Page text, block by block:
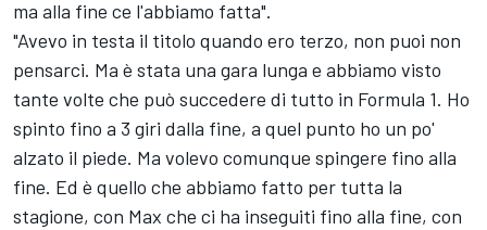
ma alla fine ce l'abbiamo fatta".
"Avevo in testa il titolo quando ero terzo, non puoi non
pensarci. Ma è stata una gara lunga e abbiamo visto
tante volte che può succedere di tutto in Formula 1. Ho
spinto fino a 3 giri dalla fine, a quel punto ho un po'
alzato il piede. Ma volevo comunque spingere fino alla
fine. Ed è quello che abbiamo fatto per tutta la
stagione, con Max che ci ha inseguiti fino alla fine, con